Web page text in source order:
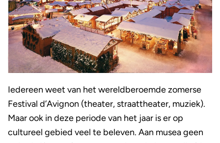
Iedereen weet van het wereldberoemde zomerse
Festival d’Avignon (theater, straattheater, muziek).
Maar ook in deze periode van het jaar is er op
cultureel gebied veel te beleven. Aan musea geen